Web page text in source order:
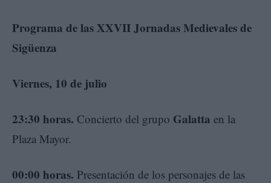
Programa de las XXVII Jornadas Medievales de
Sigüenza
Viernes, 10 de julio
23:30 horas. Concierto del grupo Galatta en la
Plaza Mayor.
00:00 horas. Presentación de los personajes de las